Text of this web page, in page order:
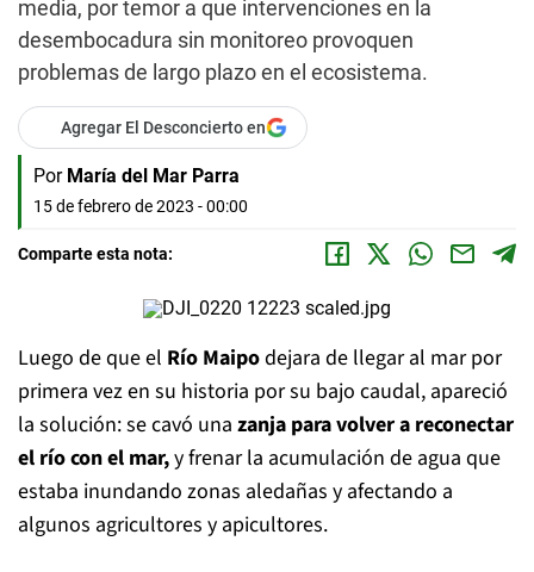
media, por temor a que intervenciones en la
desembocadura sin monitoreo provoquen
problemas de largo plazo en el ecosistema.
Agregar El Desconcierto en
Por María del Mar Parra
15 de febrero de 2023 - 00:00
Comparte esta nota:
Luego de que el Río Maipodejara de llegar al mar por
primera vez en su historia por su bajo caudal, apareció
la solución: se cavó una zanja para volver a reconectar
el río con el mar,y frenar la acumulación de agua que
estaba inundando zonas aledañas y afectando a
algunos agricultores y apicultores.